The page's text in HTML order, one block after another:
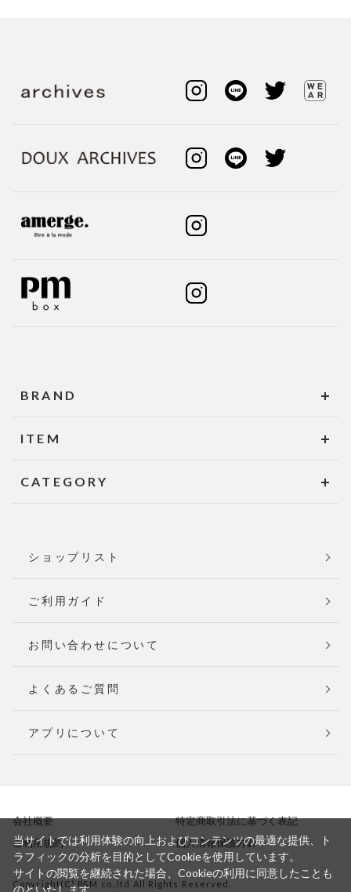
BRAND
ITEM
CATEGORY
ショップリスト
ご利用ガイド
お問い合わせについて
よくあるご質問
アプリについて
会社概要
特定商取引法に基づく表記
ご利用規約
個人情報保護方針
Copyright(C) P&M co.,ltd All Rights Reserved.
当サイトでは利用体験の向上およびコンテンツの最適な提供、ト
ラフィックの分析を目的としてCookieを使用しています。
サイトの閲覧を継続された場合、Cookieの利用に同意したことも